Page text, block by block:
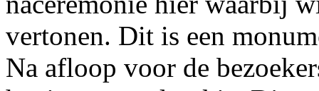
vertonen. Dit is een
Na afloop voor de